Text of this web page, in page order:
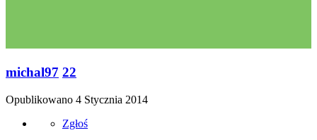
michal97 22
Opublikowano 4 Stycznia 2014
Zgłoś